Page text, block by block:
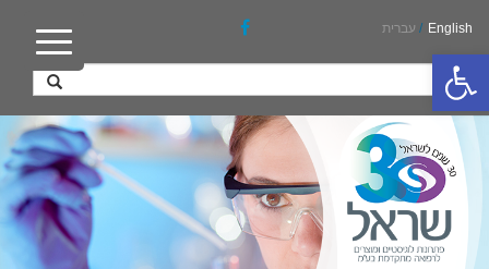
פתח סרגל נגישות
English
/ עברית